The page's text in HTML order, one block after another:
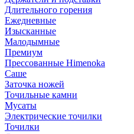
Длительного горения
Ежедневные
Изысканные
Малодымные
Премиум
Прессованные Himenoka
Саше
Заточка ножей
Точильные камни
Мусаты
Электрические точилки
Точилки